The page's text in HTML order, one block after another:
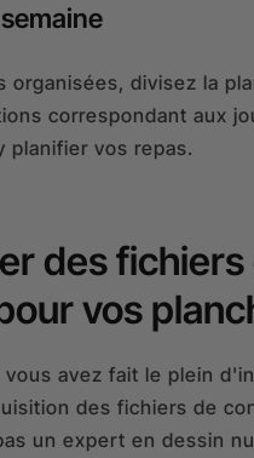
organisées, divisez la
correspondant aux
planifier vos repas.
des fichiers
vos
avez fait le plein
des fichiers de
un expert en dessin